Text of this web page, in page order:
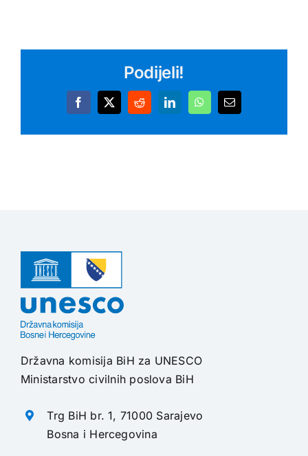
Podijeli!
Facebook
X RedditLinkedInWhatsApp
Email
Državna komisija BiH za UNESCO
Ministarstvo civilnih poslova BiH
Trg BiH br. 1, 71000 Sarajevo
Bosna i Hercegovina